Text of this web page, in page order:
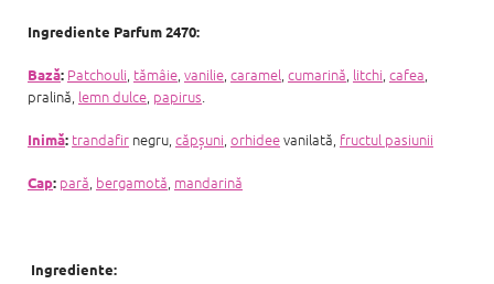
Ingrediente Parfum 2470:
Bază: Patchouli tămâie vanilie caramel cumarină litchi cafea
pralină, lemn dulce papirus
Inimă: trandafir negru, căpșuni orhideevanilată, fructul pasiunii
Cap: pară bergamotă mandarină
Ingrediente: